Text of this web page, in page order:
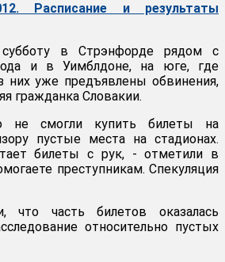
Расписание и результаты
в Стрэнфорде рядом с
и в Уимблдоне, на юге, где
них уже предъявлены обвинения,
гражданка Словакии.
не смогли купить билеты на
пустые места на стадионах.
билеты с рук, - отметили в
преступникам. Спекуляция
что часть билетов оказалась
относительно пустых